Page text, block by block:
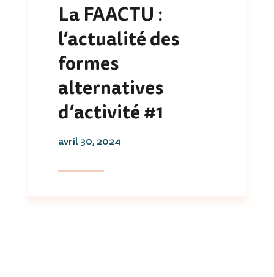
La FAACTU :
l’actualité des
formes
alternatives
d’activité #1
avril 30, 2024